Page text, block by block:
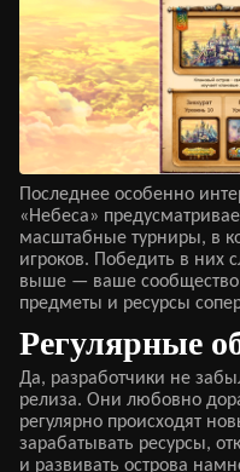
Последнее особенно
«Небеса»
масштабные турниры, в
игроков. Победить в них
выше — ваше сообщество
предметы и ресурсы
Регулярные
Да, разработчики не
релиза. Они любовно
регулярно происходят
зарабатывать ресурсы,
и развивать острова